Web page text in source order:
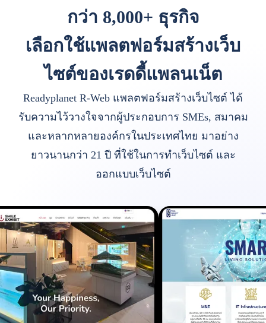
กว่า 8,000+ ธุรกิจ
เลือกใช้แพลตฟอร์มสร้างเว็บ
ไซต์ของเรดดี้แพลนเน็ต
Readyplanet R-Web แพลตฟอร์มสร้างเว็บไซต์ ได้
รับความไว้วางใจจากผู้ประกอบการ SMEs, สมาคม
และหลากหลายองค์กรในประเทศไทย มาอย่าง
ยาวนานกว่า 21 ปี ที่ใช้ในการทำเว็บไซต์ และ
ออกแบบเว็บไซต์